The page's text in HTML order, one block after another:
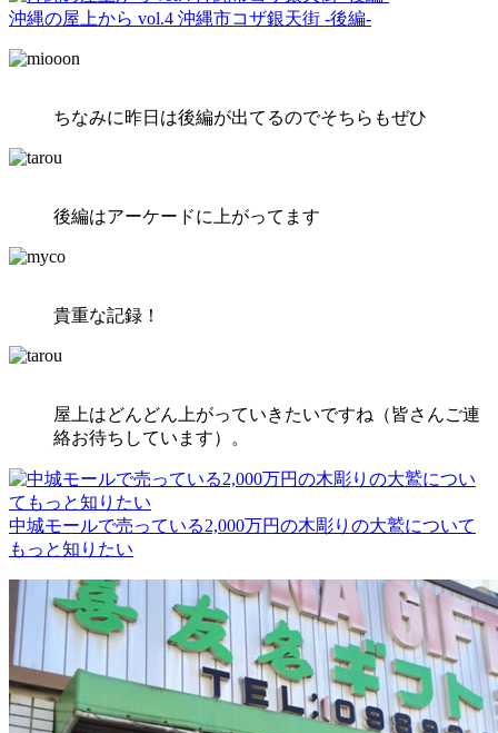
沖縄の屋上から vol.4 沖縄市コザ銀天街 -後編-
ちなみに昨日は後編が出てるのでそちらもぜひ
後編はアーケードに上がってます
貴重な記録！
屋上はどんどん上がっていきたいですね（皆さんご連
絡お待ちしています）。
中城モールで売っている2,000万円の木彫りの大鷲について
もっと知りたい